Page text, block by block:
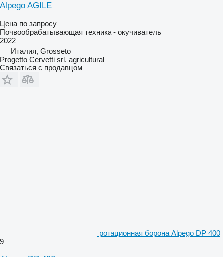
Alpego AGILE
Цена по запросу
Почвообрабатывающая техника - окучиватель
2022
Италия, Grosseto
Progetto Cervetti srl. agricultural
Связаться с продавцом
ротационная борона Alpego DP 400
9